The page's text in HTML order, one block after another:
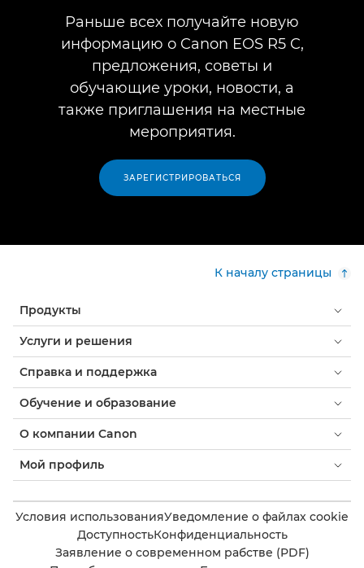
Раньше всех получайте новую
информацию о Canon EOS R5 C,
предложения, советы и
обучающие уроки, новости, а
также приглашения на местные
мероприятия.
ЗАРЕГИСТРИРОВАТЬСЯ
К началу страницы
Продукты
Услуги и решения
Справка и поддержка
Обучение и образование
О компании Canon
Мой профиль
Условия использованияУведомление о файлах cookie
ДоступностьКонфиденциальность
Заявление о современном рабстве (PDF)